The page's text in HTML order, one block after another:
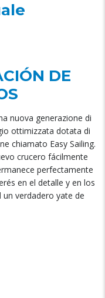
DE
nuova generazione di
ottimizzata dotata di
chiamato Easy Sailing.
crucero fácilmente
perfectamente
en el detalle y en los
un verdadero yate de